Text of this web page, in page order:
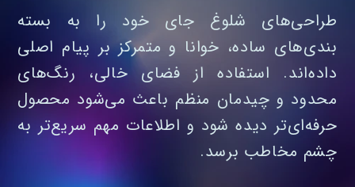
طراحی‌های شلوغ جای خود را به بسته‌
بندی‌های ساده، خوانا و متمرکز بر پیام اصلی
داده‌اند. استفاده از فضای خالی، رنگ‌های
محدود و چیدمان منظم باعث می‌شود محصول
حرفه‌ای‌تر دیده شود و اطلاعات مهم سریع‌تر به
چشم مخاطب برسد.